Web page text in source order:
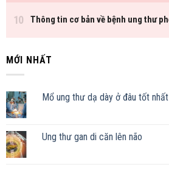
MỚI NHẤT
Mổ ung thư dạ dày ở đâu tốt nhất
Ung thư gan di căn lên não